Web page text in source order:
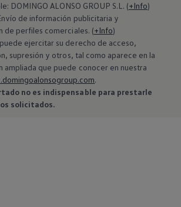
DOMINGO ALONSO GROUP S.L. (+Info)
de información publicitaria y
de perfiles comerciales. (+Info)
ejercitar su derecho de acceso,
supresión y otros, tal como aparece en la
ampliada que puede conocer en nuestra
.
no es indispensable para prestarle
solicitados.